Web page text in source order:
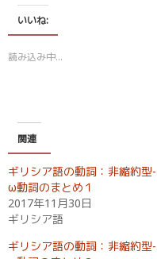
て
T
i
t
t
(
新
し
い
ィ
ン
ド
ウ
で
開
ま
て
く
だ
さ
い
い
いいね:
読み込み中…
関連
ギリシア語の動詞：非縮約型-
ω動詞のまとめ１
2017年11月30日
ギリシア語
ギリシア語の動詞：非縮約型-